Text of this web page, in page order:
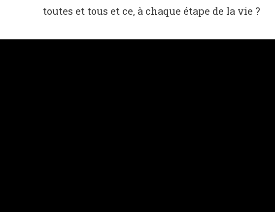
toutes et tous et ce, à chaque étape de la vie ?